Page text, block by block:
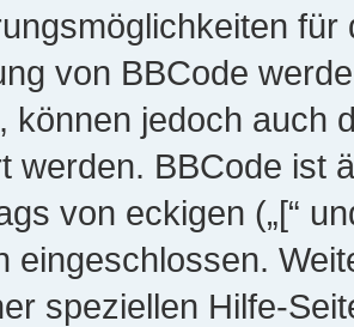
von BBCode
können jedoch auch
werden. BBCode ist
von eckigen („[“
eingeschlossen.
speziellen Hilfe-